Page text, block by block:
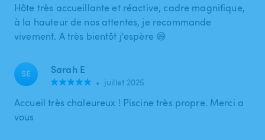
Hôte très accueillante et réactive, cadre magnifique,
à la hauteur de nos attentes, je recommande
vivement. A très bientôt j'espère 😄
SE Sarah E
• juillet 2025
Accueil très chaleureux ! Piscine très propre. Merci a
vous